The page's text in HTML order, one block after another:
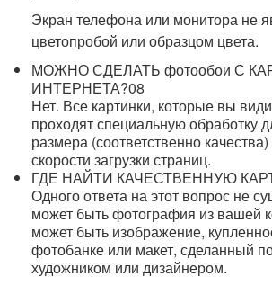
Экран телефона или монитора не
цветопробой или образцом цвета.
МОЖНО СДЕЛАТЬ фотообои С
ИНТЕРНЕТА?08
Нет. Все картинки, которые вы
проходят специальную обработку
размера (соответственно
скорости загрузки страниц.
ГДЕ НАЙТИ КАЧЕСТВЕННУЮ
Одного ответа на этот вопрос не
может быть фотография из вашей
может быть изображение,
фотобанке или макет, сделанный
художником или дизайнером.